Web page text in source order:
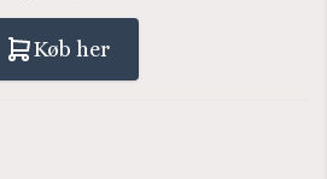
Køb her